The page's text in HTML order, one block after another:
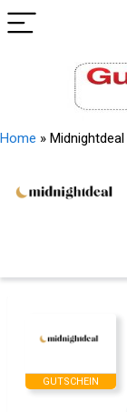
Home » Midnightdeal
GUTSCHEIN